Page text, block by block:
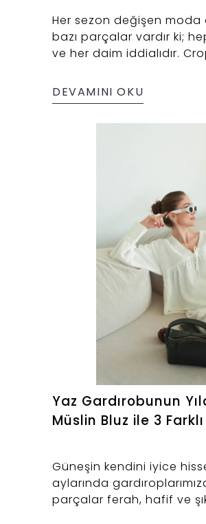
Her sezon değişen moda
bazı parçalar vardır ki;
ve her daim iddialıdır.
Modern kadınların hem
özgüvenle taşıdığı crop
yalnızca spor salonu ya
DEVAMINI OKU
Yaz Gardırobunun
Müslin Bluz ile 3
Güneşin kendini iyice
aylarında
parçalar ferah, hafif ve